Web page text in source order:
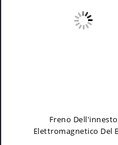
Freno Dell'innesto
Elettromagnetico Del